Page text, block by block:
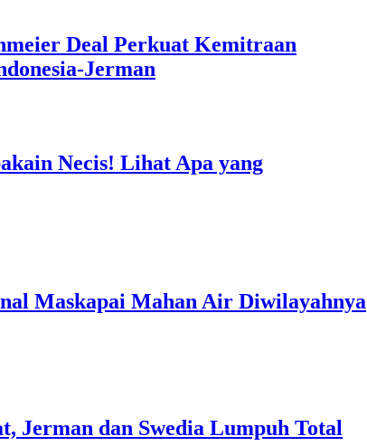
Deal Perkuat Kemitraan
Jerman
Necis! Lihat Apa yang
Maskapai Mahan Air Diwilayahnya
Jerman dan Swedia Lumpuh Total